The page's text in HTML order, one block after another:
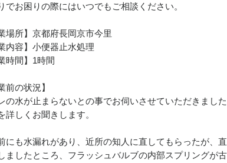
でお困りの際にはいつでもご相談ください。
場所】京都府長岡京市今里
内容】小便器止水処理
時間】1時間
前の状況】
の水が止まらないとの事でお伺いさせていただきまし
詳しくお聞きします。
にも水漏れがあり、近所の知人に直してもらったが、
ましたところ、フラッシュバルブの内部スプリングが